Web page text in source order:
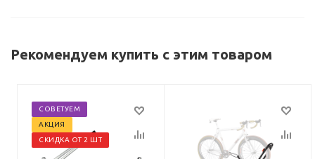
Рекомендуем купить с этим товаром
СОВЕТУЕМ
АКЦИЯ
СКИДКА ОТ 2 ШТ